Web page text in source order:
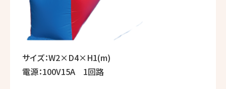
サイズ：W2×D4×H1(m)
電源：100V15A 1回路